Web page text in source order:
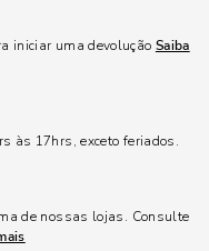
iniciar uma devolução Saiba
às 17hrs, exceto feriados.
de nossas lojas. Consulte